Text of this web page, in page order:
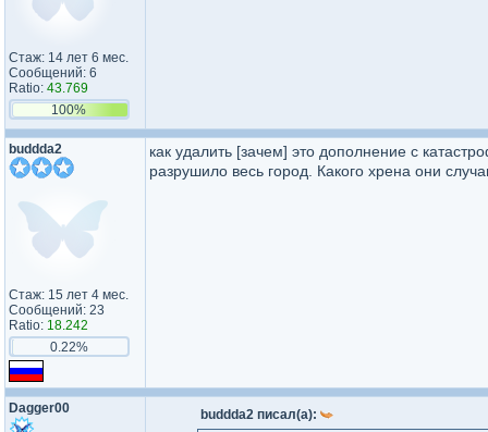
Стаж: 14 лет 6 мес.
Сообщений: 6
Ratio: 43.769
100%
buddda2
Стаж: 15 лет 4 мес.
Сообщений: 23
Ratio: 18.242
0.22%
как удалить [зачем] это дополнение с
разрушило весь город. Какого хрена они
Dagger00 buddda2 писал(а):